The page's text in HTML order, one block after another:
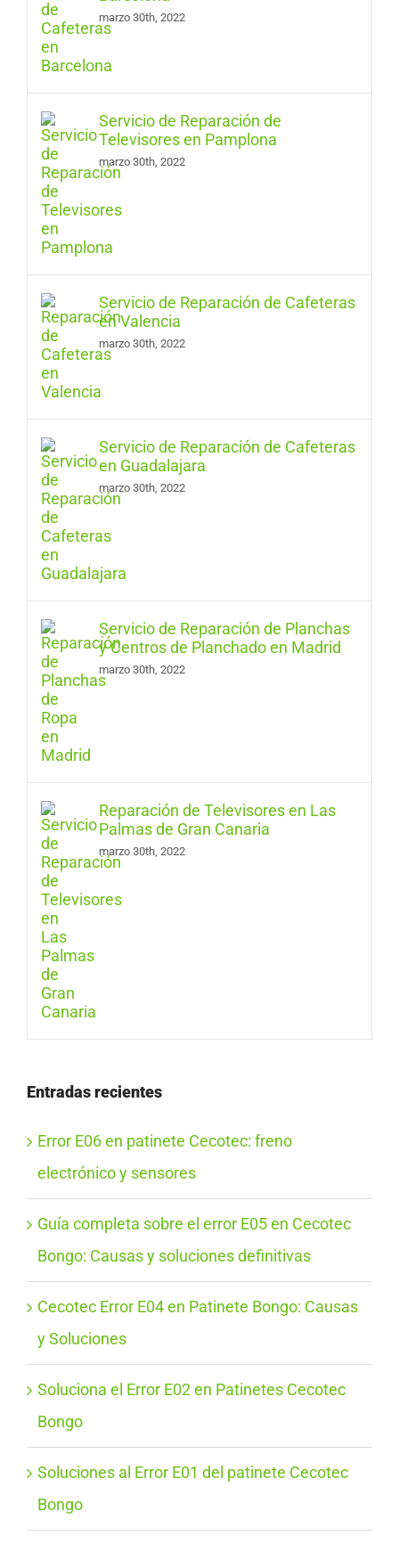
marzo 30th, 2022
Servicio de Reparación de
Televisores en Pamplona
marzo 30th, 2022
Servicio de Reparación de Cafeteras
en Valencia
marzo 30th, 2022
Servicio de Reparación de Cafeteras
en Guadalajara
marzo 30th, 2022
Servicio de Reparación de Planchas
y Centros de Planchado en Madrid
marzo 30th, 2022
Reparación de Televisores en Las
Palmas de Gran Canaria
marzo 30th, 2022
Entradas recientes
Error E06 en patinete Cecotec: freno
electrónico y sensores
Guía completa sobre el error E05 en Cecotec
Bongo: Causas y soluciones definitivas
Cecotec Error E04 en Patinete Bongo: Causas
y Soluciones
Soluciona el Error E02 en Patinetes Cecotec
Bongo
Soluciones al Error E01 del patinete Cecotec
Bongo